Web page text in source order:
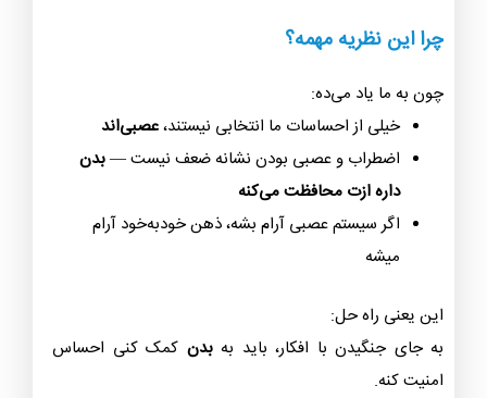
چرا این نظریه مهمه؟
چون به ما یاد می‌ده:
خیلی از احساسات ما انتخابی نیستند،عصبی‌اند
اضطراب و عصبی بودن نشانه ضعف نیست —بدن
داره ازت محافظت می‌کنه
اگر سیستم عصبی آرام بشه، ذهن خودبه‌خود آرام
میشه
این یعنی راه حل:
به جای جنگیدن با افکار، باید بهبدن کمک کنی احساس
امنیت کنه.